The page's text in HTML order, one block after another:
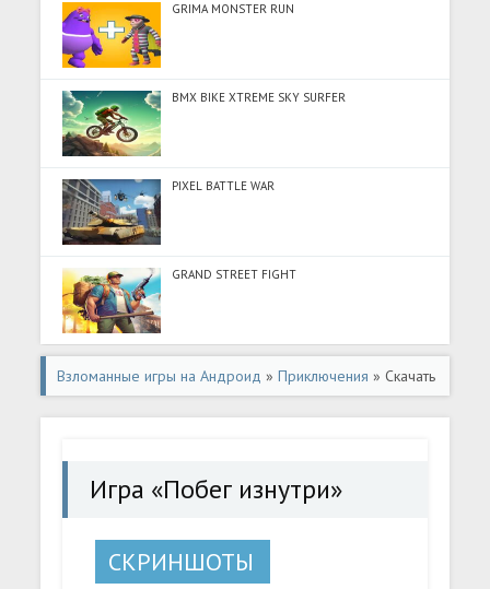
GRIMA MONSTER RUN
BMX BIKE XTREME SKY SURFER
PIXEL BATTLE WAR
GRAND STREET FIGHT
Взломанные игры на Андроид »Приключения » Скачать
Игра «Побег изнутри» (Много денег) на Андроид
Игра «Побег изнутри»
СКРИНШОТЫ